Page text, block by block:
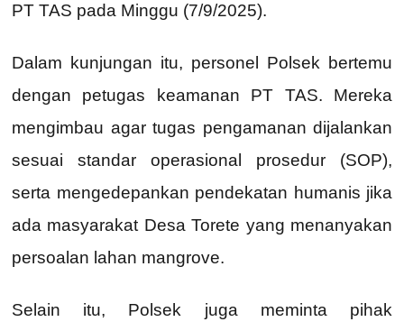
PT TAS pada Minggu (7/9/2025).
Dalam kunjungan itu, personel Polsek bertemu
dengan petugas keamanan PT TAS. Mereka
mengimbau agar tugas pengamanan dijalankan
sesuai standar operasional prosedur (SOP),
serta mengedepankan pendekatan humanis jika
ada masyarakat Desa Torete yang menanyakan
persoalan lahan mangrove.
Selain itu, Polsek juga meminta pihak